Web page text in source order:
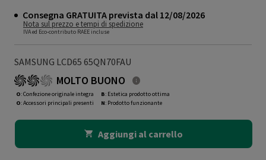
Consegna GRATUITA prevista dal 12/08/2026
Nota sul prezzo e tempi di spedizione
IVA ed Eco-contributo RAEE incluse
SAMSUNG LCD65 65QN70FAU
MOLTO BUONO
O: Confezione originale integra
O: Accessori principali presenti
B: Estetica prodotto ottima
N: Prodotto funzionante
Aggiungi al carrello